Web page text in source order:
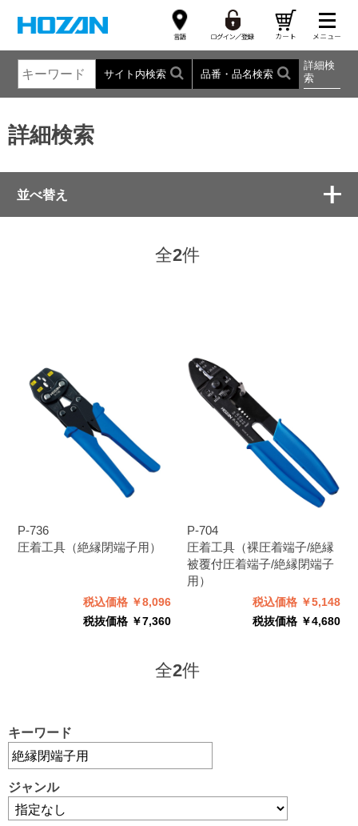
サイト内検索 品番・品名検索
詳細検
索
詳細検索
並べ替え
全2件
P-736
圧着工具（絶縁閉端子用）
税込価格 ￥8,096
税抜価格 ￥7,360
P-704
圧着工具（裸圧着端子/絶縁
被覆付圧着端子/絶縁閉端子
用）
税込価格 ￥5,148
税抜価格 ￥4,680
全2件
キーワード
ジャンル